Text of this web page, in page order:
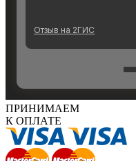
ПРИНИМАЕМ
К ОПЛАТЕ